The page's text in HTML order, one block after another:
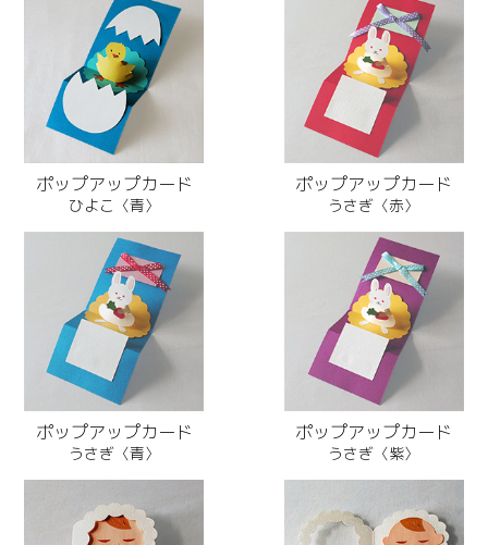
ポップアップカード
ひよこ〈青〉
ポップアップカード
うさぎ〈赤〉
ポップアップカード
うさぎ〈青〉
ポップアップカード
うさぎ〈紫〉